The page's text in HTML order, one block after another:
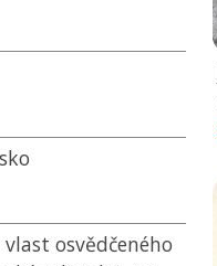
osvědčeného